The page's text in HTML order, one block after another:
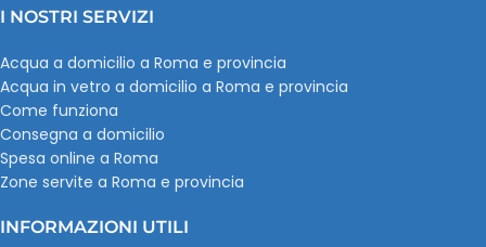
I NOSTRI SERVIZI
Acqua a domicilio a Roma e provincia
Acqua in vetro a domicilio a Roma e provincia
Come funziona
Consegna a domicilio
Spesa online a Roma
Zone servite a Roma e provincia
INFORMAZIONI UTILI